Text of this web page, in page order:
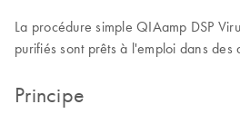
La procédure simple QIAamp DSP
purifiés sont prêts à l'emploi dans
Principe